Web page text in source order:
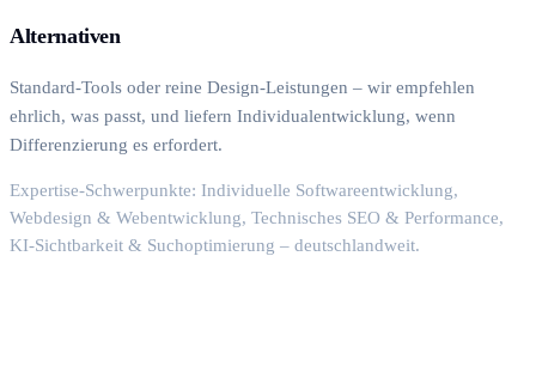
Alternativen
Standard-Tools oder reine Design-Leistungen – wir empfehlen
ehrlich, was passt, und liefern Individualentwicklung, wenn
Differenzierung es erfordert.
Expertise-Schwerpunkte: Individuelle Softwareentwicklung,
Webdesign & Webentwicklung, Technisches SEO & Performance,
KI-Sichtbarkeit & Suchoptimierung – deutschlandweit.